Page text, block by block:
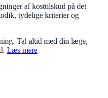
af kosttilskud på det
tydelige kriterier og
Tal altid med din læge,
Læs mere